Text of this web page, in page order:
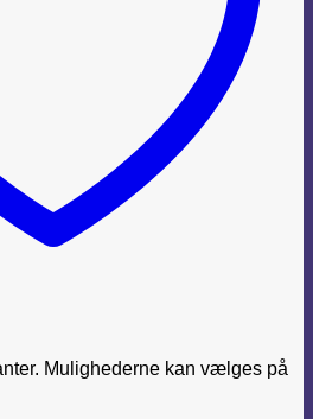
Mulighederne kan vælges på